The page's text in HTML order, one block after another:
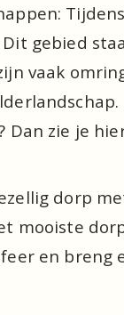
gebied
vaak
Dan zie je
dorp
mooiste
en breng